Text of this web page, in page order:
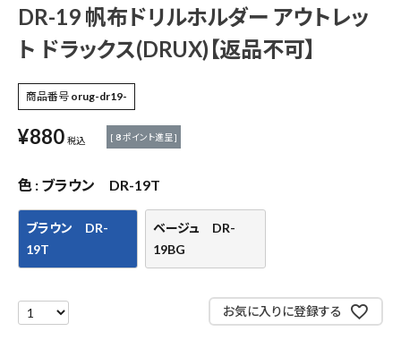
電動工具
エアー工具・機械工具
先端工具
作業工具・大工道具
測定工具・筆記具
収納・腰袋・ワーク用品
金物・現場資材
DR-19 帆布ドリルホルダー アウトレッ
ト ドラックス(DRUX)【返品不可】
商品番号 orug-dr19-
¥880 税込 [ 8ポイント進呈 ]
色 ブラウン DR-19T
ブラウン DR-
19T
ベージュ DR-
19BG
お気に入りに登録する